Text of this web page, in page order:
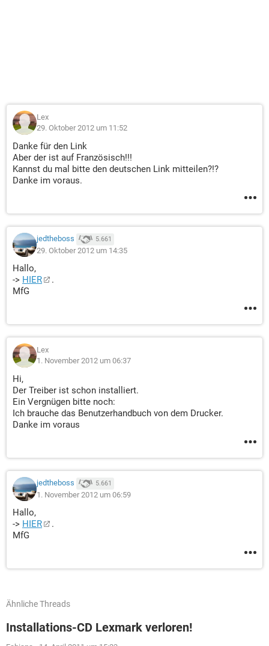
Lex
29. Oktober 2012 um 11:52
Danke für den Link
Aber der ist auf Französisch!!!
Kannst du mal bitte den deutschen Link mitteilen?!?
Danke im voraus.
jedtheboss 5.661
29. Oktober 2012 um 14:35
Hallo,
-> HIER
.
MfG
Lex
1. November 2012 um 06:37
Hi,
Der Treiber ist schon installiert.
Ein Vergnügen bitte noch:
Ich brauche das Benutzerhandbuch von dem Drucker.
Danke im voraus
jedtheboss 5.661
1. November 2012 um 06:59
Hallo,
-> HIER
.
MfG
Ähnliche Threads
Installations-CD Lexmark verloren!